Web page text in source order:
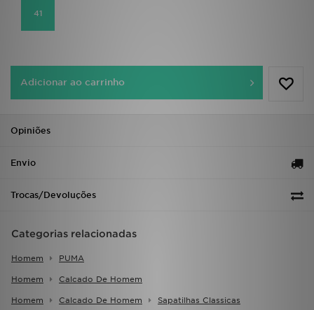
41
Adicionar ao carrinho
Opiniões
Envio
Trocas/Devoluções
Categorias relacionadas
Homem PUMA
Homem Calcado De Homem
Homem Calcado De Homem Sapatilhas Classicas
FAZ DOWNLOAD DA APP
TRABALHA CONNOSCO
FAQs